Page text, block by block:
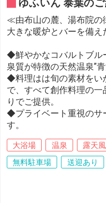
ゆふいん 泰葉の
≪由布山の麓、湯布院の
大きな暖炉とバーを備
◆鮮やかなコバルトブル
泉質が特徴の天然温泉”青
◆料理はは旬の素材をい
で、すべて創作料理の
りでご提供。
◆プライベート重視のサ
す。
大浴場 温泉 露天
無料駐車場
送迎あり